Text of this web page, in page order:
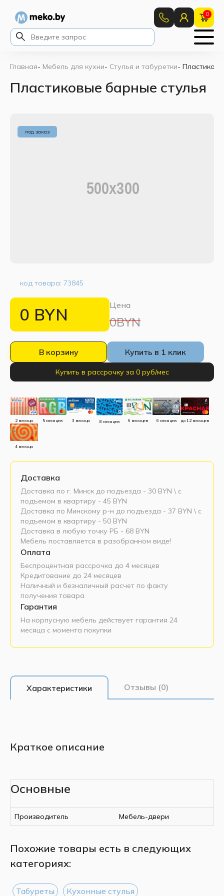
0
Главная- Мебель для кухни- Стулья и табуретки-
Пластиковые барные стулья
под заказ
код товара: 73845
0 BYN Цена
0BYN
В корзину Купить в 1 клик
Купить в рассрочку за 0 руб/мес
2 месяца 5 месяцев 3 месяца 8 месяцев 6 месяцев 6 месяцев до 12 месяцев
4 месяца
Доставка
Доставка по г. Минск до подъезда - 30 BYN \ c
подъемом в квартиру - 45 BYN
Доставка по Минскому р-н до подъезда - 37 BYN \ c
подъемом в квартиру - 50 BYN
Доставка в любую точку РБ - 68 BYN
Мебель поставляется в разобранном виде!
Оплата
Беспроцентная рассрочка до 4 месяцев
Кредитование до 24 месяцев
Наличный и безналичный расчет по факту
получения товара
Гарантия
На корпусную мебель действует гарантия 24
месяца с момента покупки
Характеристики Отзывы (0)
Краткое описание
Основные
Производитель Мебель-двери
Похожие товары есть в следующих
категориях:
Табуреты Кухонные стулья